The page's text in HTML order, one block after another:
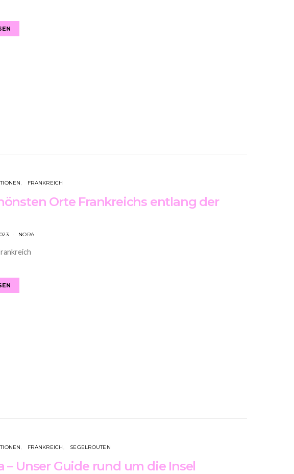
FRANKREICH
Orte Frankreichs entlang der
NORA
FRANKREICH SEGELROUTEN
– Unser Guide rund um die Insel